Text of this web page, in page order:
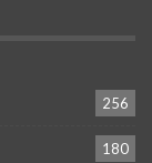
256
180